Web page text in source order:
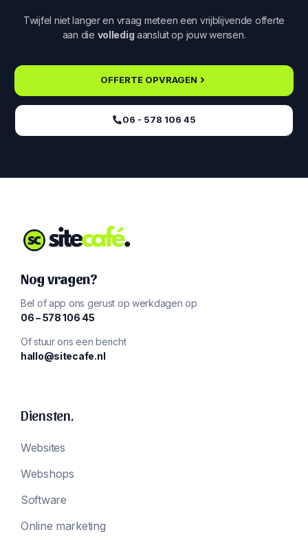
Twijfel niet langer en vraag meteen een vrijblijvende offerte
aan die volledig aansluit op jouw wensen.
OFFERTE OPVRAGEN
06 - 578 106 45‬
Nog vragen?
Bel of app ons gerust op werkdagen op
‪06 – 578 106 45‬
Of stuur ons een bericht
hallo@sitecafe.nl
Diensten.
Websites
Webshops
Software
Online marketing